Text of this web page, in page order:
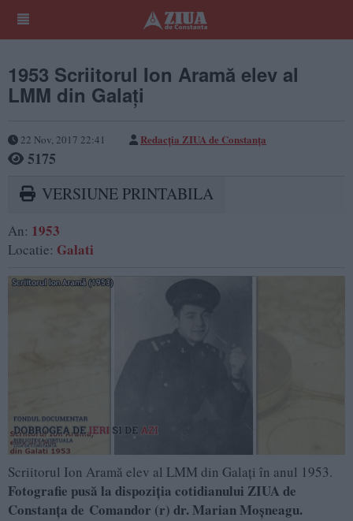
1953 Scriitorul Ion Aramă elev al
LMM din Galați
22 Nov, 2017 22:41 Redacţia ZIUA de Constanţa
5175
VERSIUNE PRINTABILA
An: 1953
Locatie: Galati
Scriitorul Ion Aramă elev al LMM din Galați în anul 1953.
Fotografie pusă la dispoziţia cotidianului ZIUA de
Constanţa de Comandor (r) dr. Marian Moşneagu.